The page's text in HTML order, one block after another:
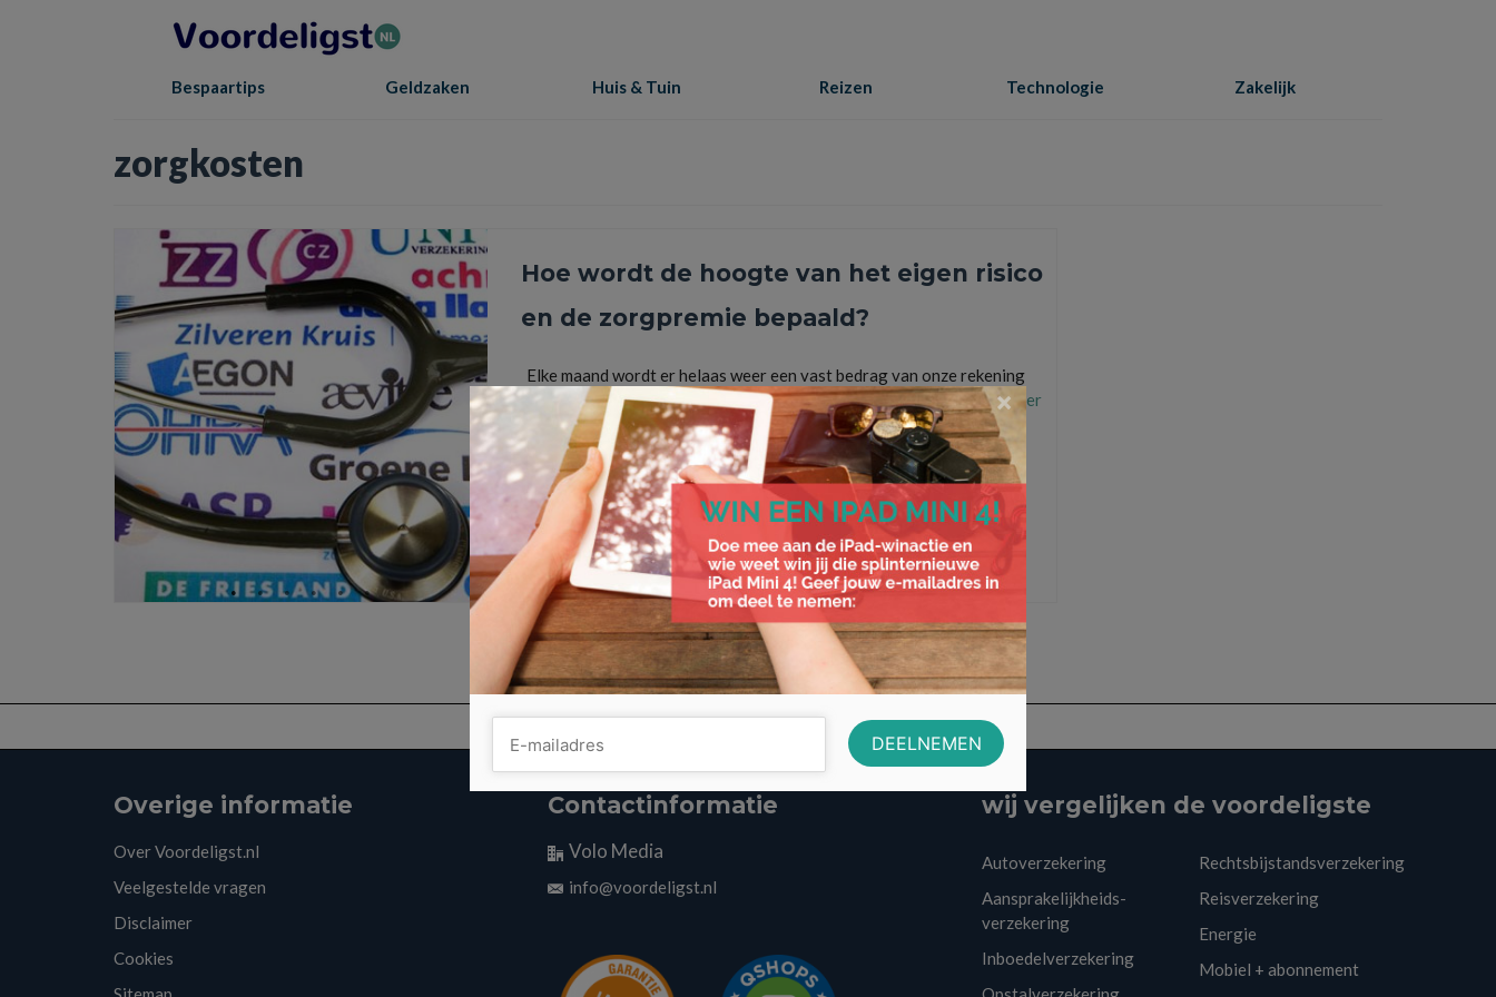
Bespaartips Geldzaken Huis & Tuin Reizen Technologie Zakelijk
zorgkosten
Hoe wordt de hoogte van het eigen risico
en de zorgpremie bepaald?
Elke maand wordt er helaas weer een vast bedrag van onze rekening
afgeschreven voor de zorg. Iedere Nederlander vanaf 18 …Lees Meer
bloedprikken, eigen risico,huisarts innovatie , kraamzorg, medisch specialist,vergrijzing,ziekenhuis
zorgkosten
,zorgpremie,zorgverzekeraars,Zorgverzekering
Overige informatie
Over Voordeligst.nl
Veelgestelde vragen
Disclaimer
Cookies
Contactinformatie
Volo Media
info@voordeligst.nl
wij vergelijken de voordeligste
Autoverzekering
Aansprakelijkheids-
verzekering
Inboedelverzekering
Rechtsbijstandsverzekering
Reisverzekering
Energie
Mobiel + abonnement
×